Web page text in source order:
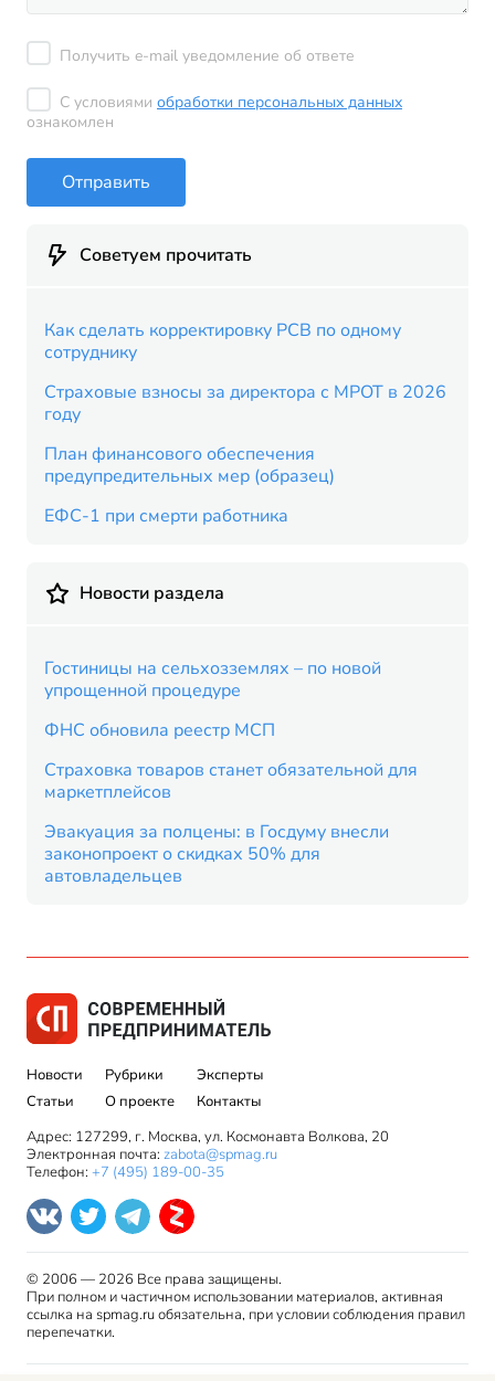
Получить e-mail уведомление об ответе
С условиями обработки персональных данных
ознакомлен
Отправить
Советуем прочитать
Как сделать корректировку РСВ по одному
сотруднику
Страховые взносы за директора с МРОТ в 2026
году
План финансового обеспечения
предупредительных мер (образец)
ЕФС-1 при смерти работника
Новости раздела
Гостиницы на сельхозземлях – по новой
упрощенной процедуре
ФНС обновила реестр МСП
Страховка товаров станет обязательной для
маркетплейсов
Эвакуация за полцены: в Госдуму внесли
законопроект о скидках 50% для
автовладельцев
Новости
Статьи
Рубрики
О проекте
Эксперты
Контакты
Адрес: 127299, г. Москва, ул. Космонавта Волкова, 20
Электронная почта: zabota@spmag.ru
Телефон: +7 (495) 189-00-35
© 2006 — 2026 Все права защищены.
При полном и частичном использовании материалов, активная
ссылка на spmag.ru обязательна, при условии соблюдения правил
перепечатки.